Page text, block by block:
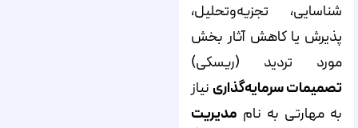
شناسایی، تجزیه‌وتحلیل،
پذیرش یا کاهش آثار بخش
مورد تردید (ریسکی)
تصمیمات سرمایه‌گذاری نیاز
به مهارتی به نام مدیریت